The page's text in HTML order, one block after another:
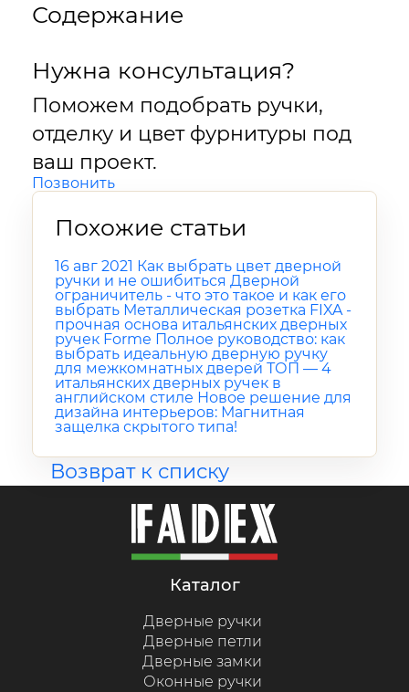
Содержание
Нужна консультация?
Поможем подобрать ручки,
отделку и цвет фурнитуры под
ваш проект.
Позвонить
Похожие статьи
16 авг 2021 Как выбрать цвет дверной
ручки и не ошибиться Дверной
ограничитель - что это такое и как его
выбрать Металлическая розетка FIXA -
прочная основа итальянских дверных
ручек Forme Полное руководство: как
выбрать идеальную дверную ручку
для межкомнатных дверей ТОП — 4
итальянских дверных ручек в
английском стиле Новое решение для
дизайна интерьеров: Магнитная
защелка скрытого типа!
Возврат к списку
каталог
Дверные ручки
Дверные петли
Дверные замки
Оконные ручки